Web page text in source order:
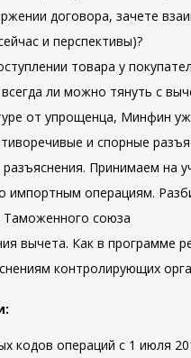
договора, зачете
и перспективы)?
товара у
ли можно тянуть с
от упрощенца, Минфин
и спорные
Принимаем на
импортным операциям.
Таможенного союза
вычета. Как в
контролирующих
кодов операций с 1 июля